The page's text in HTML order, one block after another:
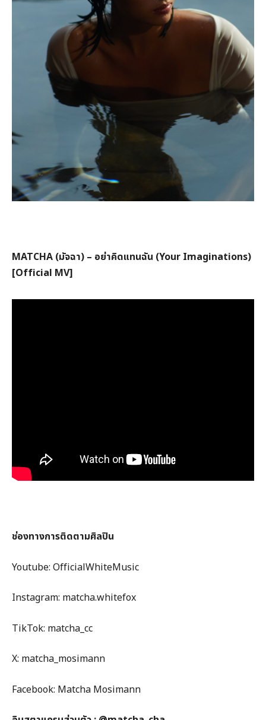
MATCHA (มัจฉา) – อย่าคิดแทนฉัน (Your Imaginations)
[Official MV]
ช่องทางการติดตามศิลปิน
Youtube: OfficialWhiteMusic
Instagram: matcha.whitefox
TikTok: matcha_cc
X: matcha_mosimann
Facebook: Matcha Mosimann